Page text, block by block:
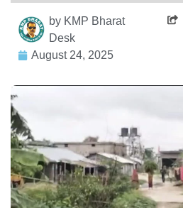
by KMP Bharat
Desk
August 24, 2025